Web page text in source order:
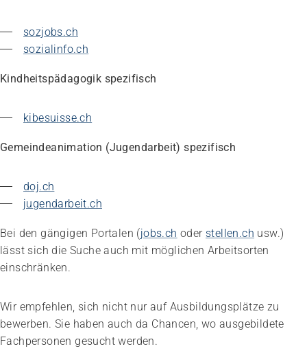
sozjobs.ch
sozialinfo.ch
Kindheitspädagogik spezifisch
kibesuisse.ch
Gemeindeanimation (Jugendarbeit) spezifisch
doj.ch
jugendarbeit.ch
Bei den gängigen Portalen (jobs.ch oder stellen.ch usw.)
lässt sich die Suche auch mit möglichen Arbeitsorten
einschränken.
Wir empfehlen, sich nicht nur auf Ausbildungsplätze zu
bewerben. Sie haben auch da Chancen, wo ausgebildete
Fachpersonen gesucht werden.